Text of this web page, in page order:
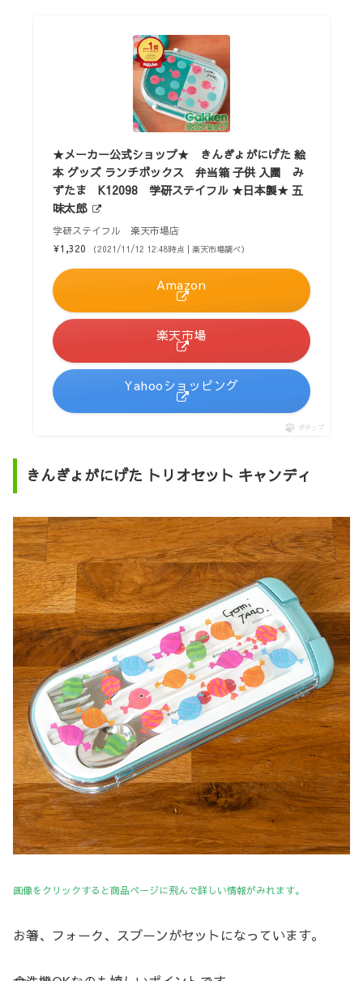
★メーカー公式ショップ★ きんぎょがにげた 絵
本 グッズ ランチボックス 弁当箱 子供 入園 み
ずたま K12098 学研ステイフル ★日本製★ 五
味太郎
学研ステイフル 楽天市場店
¥1,320
（2021/11/12 12:48時点 | 楽天市場調べ）
Amazon
楽天市場
Yahooショッピング
ポチップ
きんぎょがにげた トリオセット キャンディ
画像をクリックすると商品ページに飛んで詳しい情報がみれます。
お箸、フォーク、スプーンがセットになっています。